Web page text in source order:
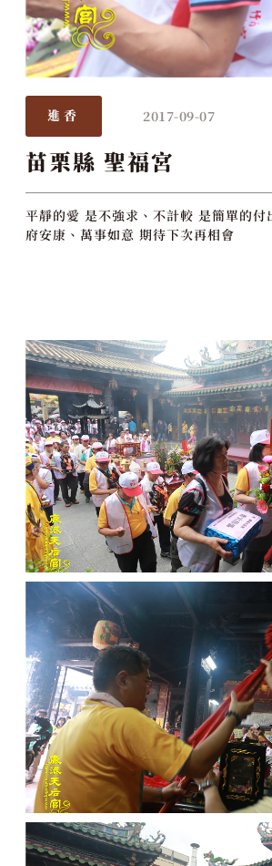
進香 2017-09-07
苗栗縣 聖福宮
平靜的愛 是不強求、不計較 是簡單的
府安康、萬事如意 期待下次再相會